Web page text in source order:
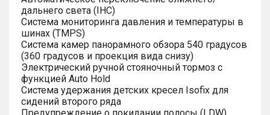
дальнего света (IHC)
Система мониторинга давления и температуры в
шинах (TMPS)
Система камер панорамного обзора 540 градусов
(360 градусов и проекция вида снизу)
Электрический ручной стояночный тормоз с
функцией Auto Hold
Система удержания детских кресел Isofix для
сидений второго ряда
Предупреждение о покидании полосы (LDW)